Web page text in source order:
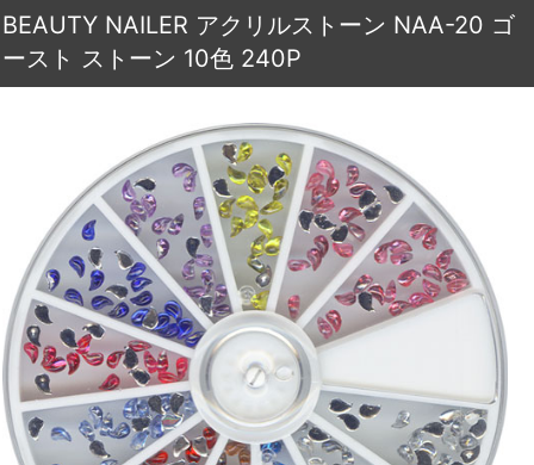
BEAUTY NAILER アクリルストーン NAA-20 ゴ
ースト ストーン 10色 240P